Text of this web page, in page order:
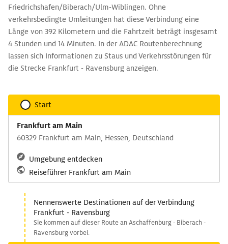
Friedrichshafen/Biberach/Ulm-Wiblingen. Ohne
verkehrsbedingte Umleitungen hat diese Verbindung eine
Länge von 392 Kilometern und die Fahrtzeit beträgt insgesamt
4 Stunden und 14 Minuten. In der ADAC Routenberechnung
lassen sich Informationen zu Staus und Verkehrsstörungen für
die Strecke Frankfurt - Ravensburg anzeigen.
Start
Frankfurt am Main
60329 Frankfurt am Main, Hessen, Deutschland
Umgebung entdecken
Reiseführer Frankfurt am Main
Nennenswerte Destinationen auf der Verbindung
Frankfurt - Ravensburg
Sie kommen auf dieser Route an Aschaffenburg - Biberach -
Ravensburg vorbei.